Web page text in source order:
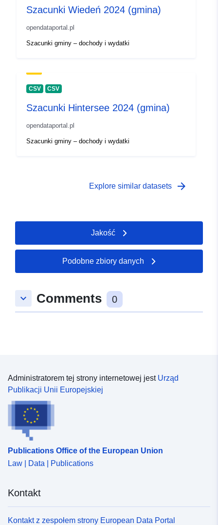
Szacunki Wiedeń 2024 (gmina)
opendataportal.pl
Szacunki gminy – dochody i wydatki
CSV CSV
Szacunki Hintersee 2024 (gmina)
opendataportal.pl
Szacunki gminy – dochody i wydatki
Explore similar datasets arrow_forward
Jakość
Podobne zbiory danych
keyboard_arrow_down Comments 0
Administratorem tej strony internetowej jest Urząd
Publikacji Unii Europejskiej
Publications Office of the European Union
Law | Data | Publications
Kontakt
Kontakt z zespołem strony European Data Portal